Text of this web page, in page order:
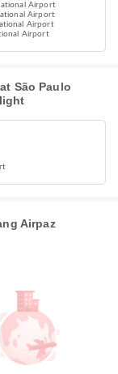
Airport
Airport
Airport
Airport
São Paulo
Airpaz